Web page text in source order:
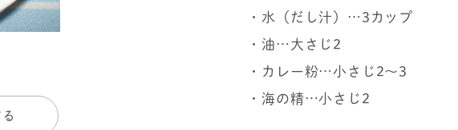
・水（だし汁）…3カップ
・油…大さじ2
・カレー粉…小さじ2～3
・海の精…小さじ2